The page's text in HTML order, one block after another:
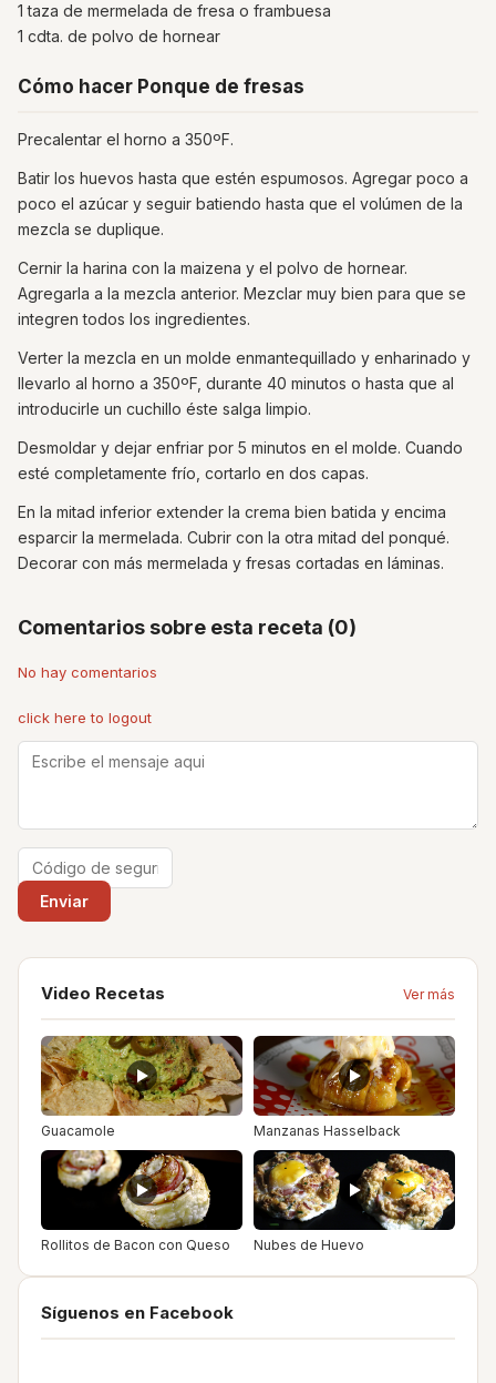
1 taza de mermelada de fresa o frambuesa
1 cdta. de polvo de hornear
Cómo hacer Ponque de fresas
Precalentar el horno a 350ºF.
Batir los huevos hasta que estén espumosos. Agregar poco a
poco el azúcar y seguir batiendo hasta que el volúmen de la
mezcla se duplique.
Cernir la harina con la maizena y el polvo de hornear.
Agregarla a la mezcla anterior. Mezclar muy bien para que se
integren todos los ingredientes.
Verter la mezcla en un molde enmantequillado y enharinado y
llevarlo al horno a 350ºF, durante 40 minutos o hasta que al
introducirle un cuchillo éste salga limpio.
Desmoldar y dejar enfriar por 5 minutos en el molde. Cuando
esté completamente frío, cortarlo en dos capas.
En la mitad inferior extender la crema bien batida y encima
esparcir la mermelada. Cubrir con la otra mitad del ponqué.
Decorar con más mermelada y fresas cortadas en láminas.
Comentarios sobre esta receta (0)
No hay comentarios
click here to logout
Video Recetas Ver más
Guacamole Manzanas Hasselback
Rollitos de Bacon con Queso Nubes de Huevo
Síguenos en Facebook